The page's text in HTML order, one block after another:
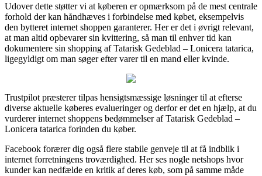
Udover dette støtter vi at køberen er opmærksom på de mest centrale
forhold der kan håndhæves i forbindelse med købet, eksempelvis
den bytteret internet shoppen garanterer. Her er det i øvrigt relevant,
at man altid opbevarer sin kvittering, så man til enhver tid kan
dokumentere sin shopping af Tatarisk Gedeblad – Lonicera tatarica,
ligegyldigt om man søger efter varer til en mand eller kvinde.
Trustpilot præsterer tilpas hensigtsmæssige løsninger til at efterse
diverse aktuelle køberes evalueringer og derfor er det en hjælp, at du
vurderer internet shoppens bedømmelser af Tatarisk Gedeblad –
Lonicera tatarica forinden du køber.
Facebook forærer dig også flere stabile genveje til at få indblik i
internet forretningens troværdighed. Her ses nogle netshops hvor
kunder kan nedfælde en kritik af deres køb, som på samme måde